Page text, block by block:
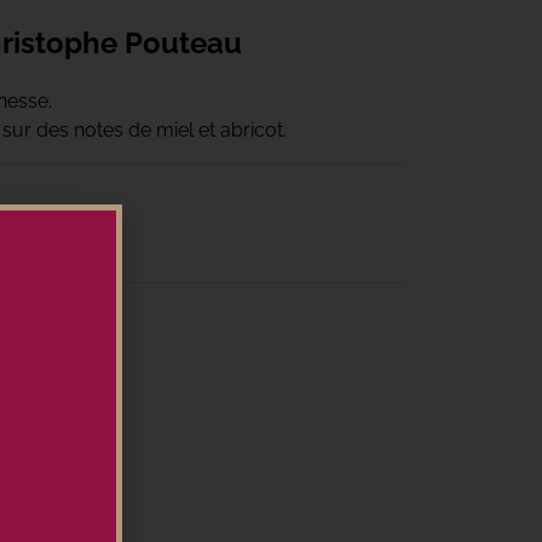
Pouteau
des notes de miel et abricot.